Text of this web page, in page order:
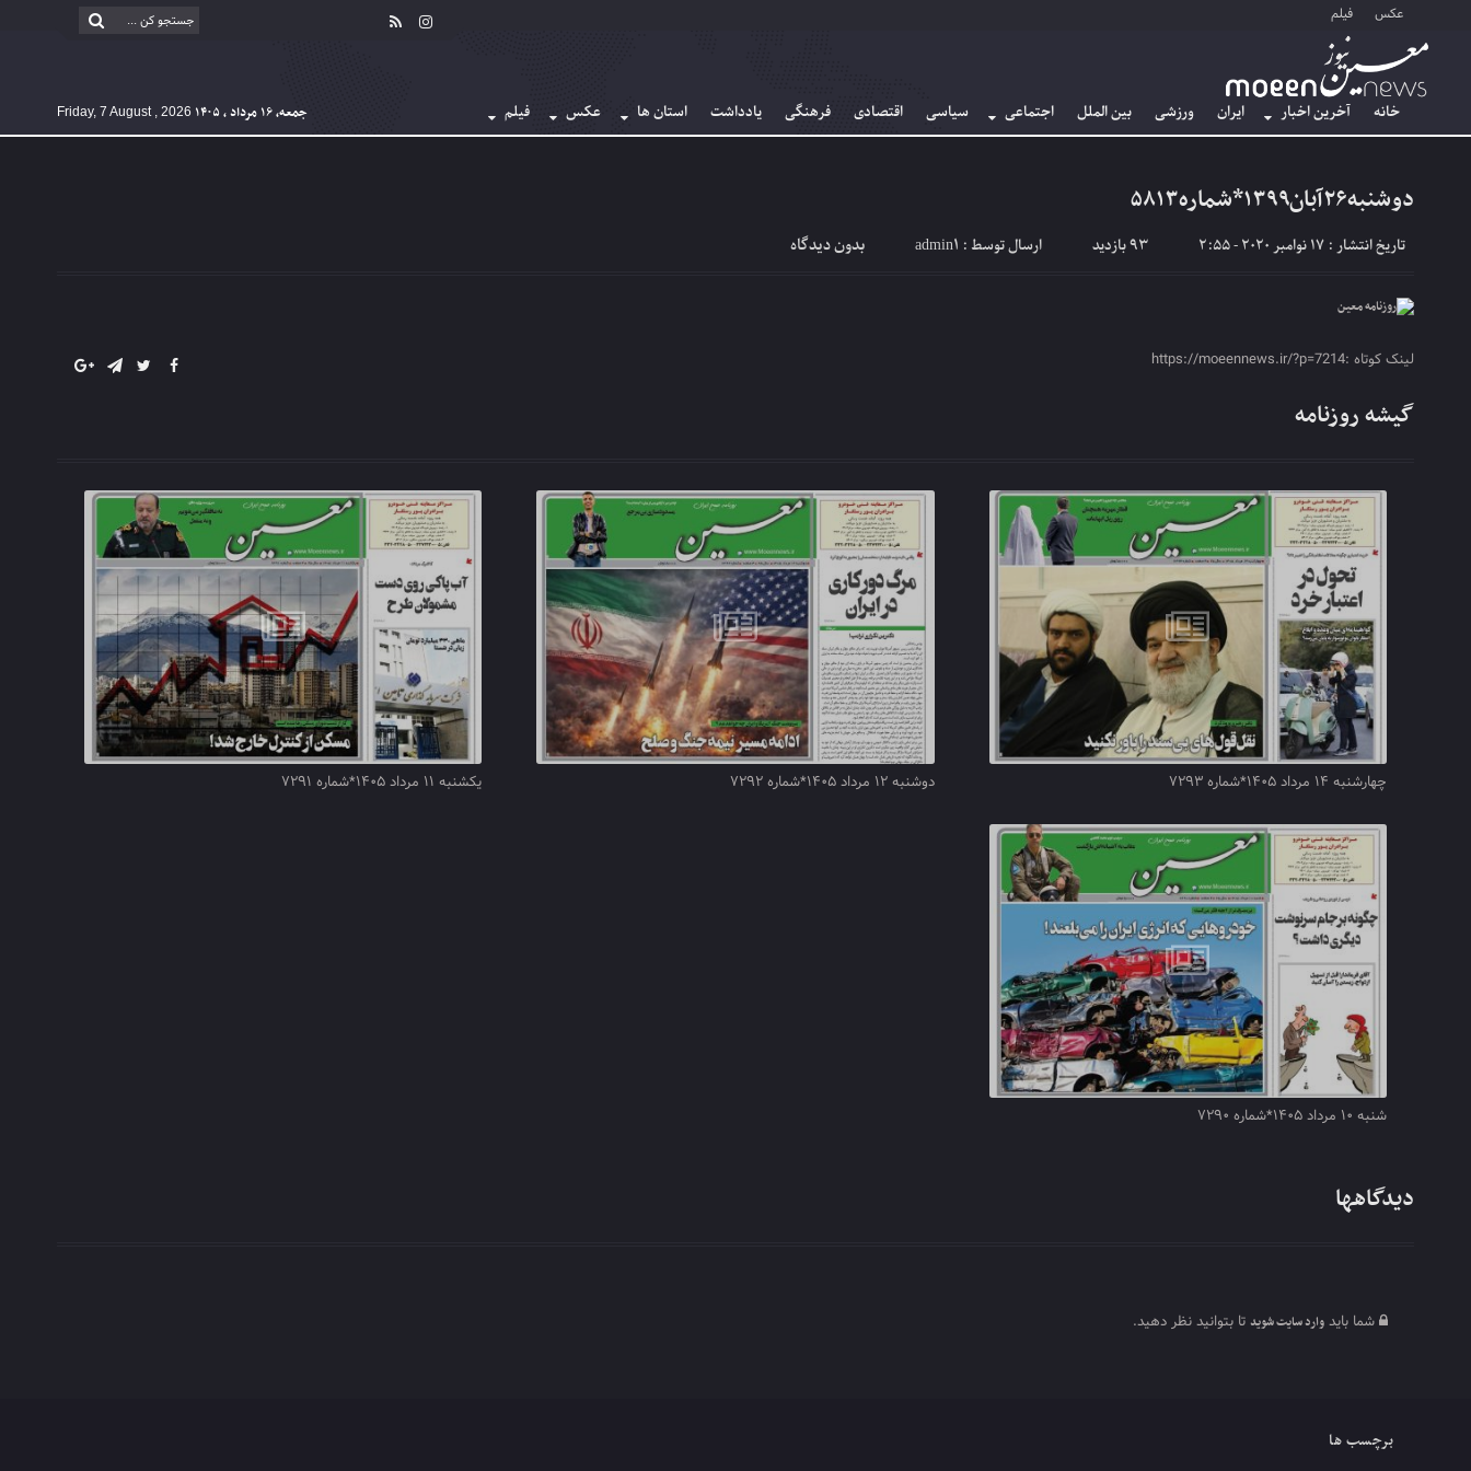
عکس فیلم
خانه آخرین اخبار ایران ورزشی بین الملل اجتماعی سیاسی اقتصادی فرهنگی یادداشت استان ها عکس فیلم جمعه, ۱۶ مرداد , ۱۴۰۵ Friday, 7 August , 2026
دوشنبه۲۶آبان۱۳۹۹*شماره۵۸۱۳
تاریخ انتشار : 17 نوامبر 2020 - 2:55 93 بازدید ارسال توسط : admin1 بدون دیدگاه
لینک کوتاه :https://moeennews.ir/?p=7214
گیشه روزنامه
چهارشنبه ۱۴ مرداد ۱۴۰۵*شماره ۷۲۹۳ دوشنبه ۱۲ مرداد ۱۴۰۵*شماره ۷۲۹۲ یکشنبه ۱۱ مرداد ۱۴۰۵*شماره ۷۲۹۱
شنبه ۱۰ مرداد ۱۴۰۵*شماره ۷۲۹۰
دیدگاهها
شما باید وارد سایت شوید تا بتوانید نظر دهید.
برچسب ها